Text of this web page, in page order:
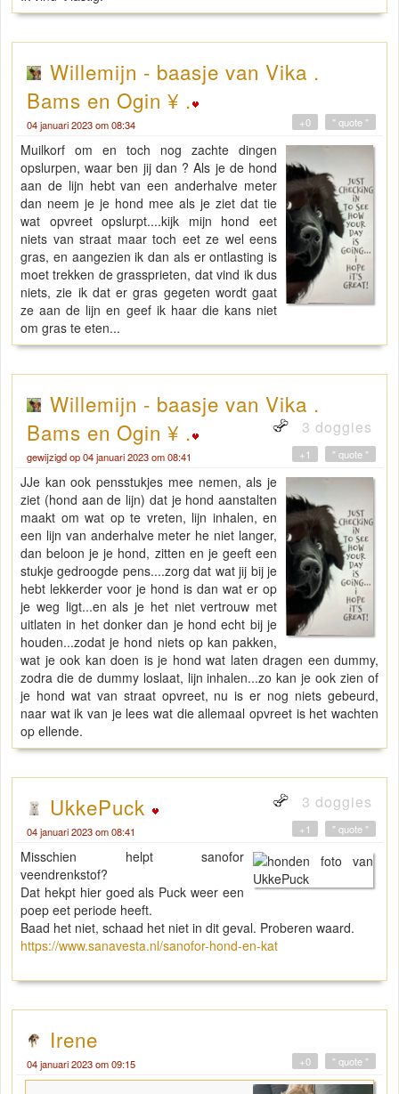
Willemijn - baasje van Vika .
Bams en Ogin ¥ .
04 januari 2023 om 08:34 " quote "
+0
Muilkorf om en toch nog zachte dingen
opslurpen, waar ben jij dan ? Als je de hond
aan de lijn hebt van een anderhalve meter
dan neem je je hond mee als je ziet dat tie
wat opvreet opslurpt....kijk mijn hond eet
niets van straat maar toch eet ze wel eens
gras, en aangezien ik dan als er ontlasting is
moet trekken de grassprieten, dat vind ik dus
niets, zie ik dat er gras gegeten wordt gaat
ze aan de lijn en geef ik haar die kans niet
om gras te eten...
Willemijn - baasje van Vika .
Bams en Ogin ¥ .
3 doggies
gewijzigd op 04 januari 2023 om 08:41 " quote "
+1
JJe kan ook pensstukjes mee nemen, als je
ziet (hond aan de lijn) dat je hond aanstalten
maakt om wat op te vreten, lijn inhalen, en
een lijn van anderhalve meter he niet langer,
dan beloon je je hond, zitten en je geeft een
stukje gedroogde pens....zorg dat wat jij bij je
hebt lekkerder voor je hond is dan wat er op
je weg ligt...en als je het niet vertrouw met
uitlaten in het donker dan je hond echt bij je
houden...zodat je hond niets op kan pakken,
wat je ook kan doen is je hond wat laten dragen een dummy,
zodra die de dummy loslaat, lijn inhalen...zo kan je ook zien of
je hond wat van straat opvreet, nu is er nog niets gebeurd,
naar wat ik van je lees wat die allemaal opvreet is het wachten
op ellende.
UkkePuck 3 doggies
04 januari 2023 om 08:41 " quote "
+1
Misschien helpt sanofor
veendrenkstof?
Dat hekpt hier goed als Puck weer een
poep eet periode heeft.
Baad het niet, schaad het niet in dit geval. Proberen waard.
https://www.sanavesta.nl/sanofor-hond-en-kat
Irene
04 januari 2023 om 09:15 " quote "
+0